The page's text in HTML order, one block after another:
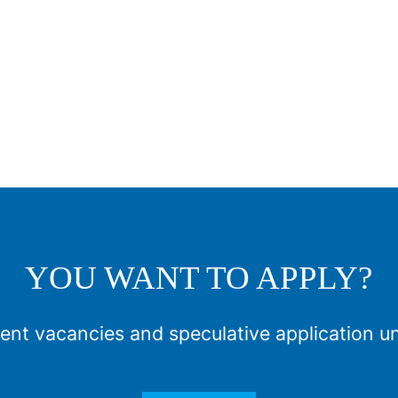
YOU WANT TO APPLY?
vacancies and speculative application